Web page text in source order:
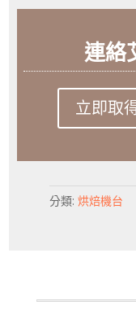
連絡
立即取
分類:烘焙機台